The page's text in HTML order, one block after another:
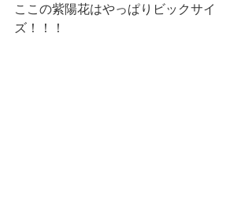
ここの紫陽花はやっぱりビックサイ
ズ！！！